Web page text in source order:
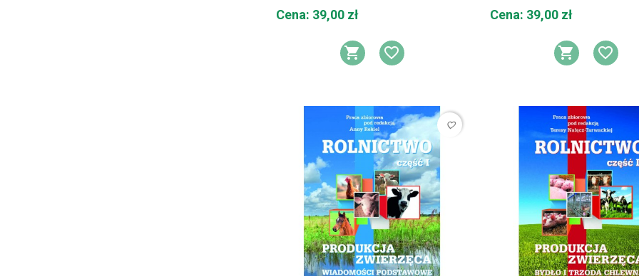
Cena
Cena: 39,00 zł
DODAJ DO KOSZYKA
DODAJ DO LISTY ŻYCZEŃ
Cena
Cena: 39,00 zł
DODAJ
favorite_border